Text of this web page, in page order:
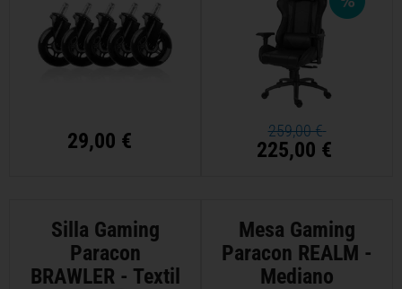
29,00 € 259,00 €
225,00 €
Silla Gaming
Paracon
BRAWLER - Textil
Mesa Gaming
Paracon REALM -
Mediano